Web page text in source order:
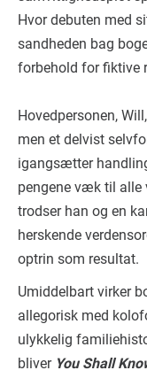
Hvor debuten med
sandheden bag
forbehold for fiktive
Hovedpersonen,
men et delvist
igangsætter
pengene væk til
trodser han og en
herskende
optrin som resultat.
Umiddelbart virker
allegorisk med
ulykkelig
bliver You Shall